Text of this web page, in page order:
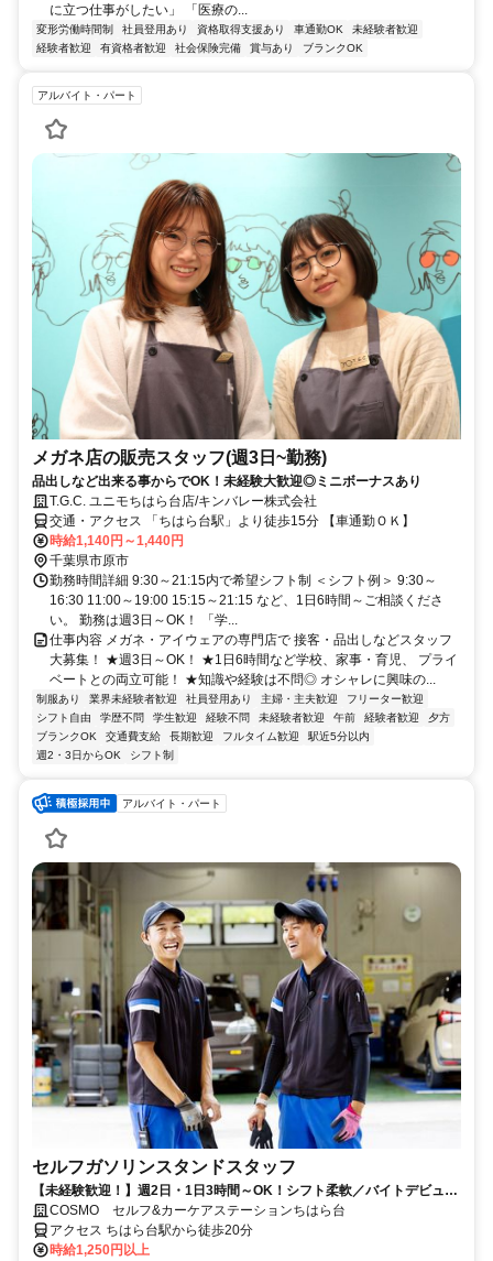
に立つ仕事がしたい」 「医療の...
変形労働時間制 社員登用あり 資格取得支援あり 車通勤OK
未経験者歓迎
経験者歓迎
有資格者歓迎 社会保険完備 賞与あり ブランクOK
アルバイト・パート
メガネ店の販売スタッフ(週3日~勤務)
品出しなど出来る事からでOK！未経験大歓迎◎ミニボーナスあり
T.G.C. ユニモちはら台店/キンバレー株式会社
交通・アクセス 「ちはら台駅」より徒歩15分 【車通勤ＯＫ】
時給1,140円～1,440円
千葉県市原市
勤務時間詳細 9:30～21:15内で希望シフト制 ＜シフト例＞ 9:30～
16:30 11:00～19:00 15:15～21:15 など、1日6時間～ご相談くださ
い。 勤務は週3日～OK！ 「学...
仕事内容 メガネ・アイウェアの専門店で 接客・品出しなどスタッフ
大募集！ ★週3日～OK！ ★1日6時間など学校、家事・育児、 プライ
ベートとの両立可能！ ★知識や経験は不問◎ オシャレに興味の...
制服あり 業界未経験者歓迎 社員登用あり 主婦・主夫歓迎
フリーター歓迎
シフト自由
学歴不問 学生歓迎 経験不問 未経験者歓迎 午前 経験者歓迎
夕方
ブランクOK
交通費支給 長期歓迎 フルタイム歓迎
駅近5分以内
週2・3日からOK
シフト制
アルバイト・パート
セルフガソリンスタンドスタッフ
【未経験歓迎！】週2日・1日3時間～OK！シフト柔軟／バイトデビュー
OK／社員割引／幅広いスキルが身につく
COSMO セルフ&カーケアステーションちはら台
アクセス ちはら台駅から徒歩20分
時給1,250円以上